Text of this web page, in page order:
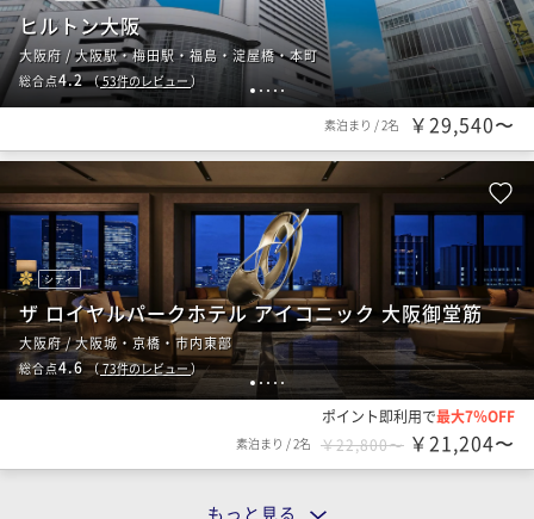
1 2 345
ヒルトン大阪
大阪府 / 大阪駅・梅田駅・福島・淀屋橋・本町
総合点4.2（53件のレビュー）
素泊まり /2名 ￥29,540〜
12 3 4 5
シティ
ザ ロイヤルパークホテル アイコニック 大阪御堂筋
大阪府 / 大阪城・京橋・市内東部
総合点4.6（73件のレビュー）
ポイント即利用で最大7％OFF
素泊まり /2名 ￥22,800〜 ￥21,204〜
もっと見る